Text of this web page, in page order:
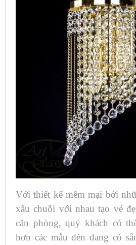
Với thiết kế mềm mại bởi
xâu chuỗi với nhau tạo vẻ
căn phòng, quý khách có
hơn các mẫu đèn đang có